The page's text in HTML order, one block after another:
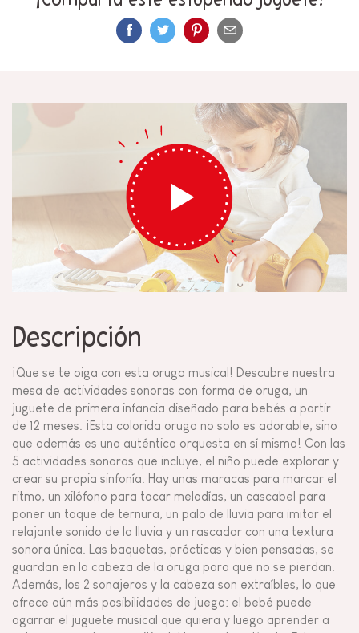
Descripción
¡Que se te oiga con esta oruga musical! Descubre nuestra
mesa de actividades sonoras con forma de oruga, un
juguete de primera infancia diseñado para bebés a partir
de 12 meses. ¡Esta colorida oruga no solo es adorable, sino
que además es una auténtica orquesta en sí misma! Con las
5 actividades sonoras que incluye, el niño puede explorar y
crear su propia sinfonía. Hay unas maracas para marcar el
ritmo, un xilófono para tocar melodías, un cascabel para
poner un toque de ternura, un palo de lluvia para imitar el
relajante sonido de la lluvia y un rascador con una textura
sonora única. Las baquetas, prácticas y bien pensadas, se
guardan en la cabeza de la oruga para que no se pierdan.
Además, los 2 sonajeros y la cabeza son extraíbles, lo que
ofrece aún más posibilidades de juego: el bebé puede
agarrar el juguete musical que quiera y luego aprender a